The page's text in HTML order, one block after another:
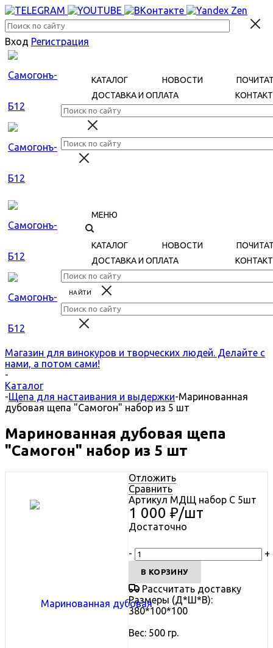
Вход Регистрация
КАТАЛОГ НОВОСТИ
ДОСТАВКА И ОПЛАТА
МЕНЮ
КАТАЛОГ НОВОСТИ
ДОСТАВКА И ОПЛАТА
Магазин для винокуров и творческих людей. Делайте с
нами, а потом сами!
-
Каталог
-Щепа для настаивания и выдержки-Маринованная
дубовая щепа "Самогон" набор из 5 шт
Маринованная дубовая щепа
"Самогон" набор из 5 шт
Отложить
Сравнить
Артикул МДЩ набор С 5шт
1 000 ₽/шт
Достаточно
- +
В КОРЗИНУ
Рассчитать доставку
Размеры (Д*Ш*В):
380*100*100
Вес: 500 гр.